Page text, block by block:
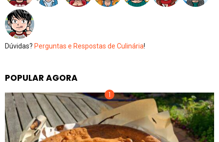
Dúvidas? Perguntas e Respostas de Culinária!
POPULAR AGORA